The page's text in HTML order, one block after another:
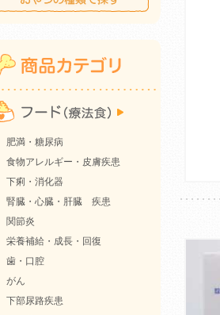
肥満・糖尿病
食物アレルギー・皮膚疾患
下痢・消化器
腎臓・心臓・肝臓 疾患
関節炎
栄養補給・成長・回復
歯・口腔
がん
下部尿路疾患